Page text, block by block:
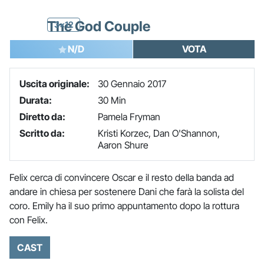
3x12
The God Couple
N/D VOTA
Uscita originale:
30 Gennaio 2017
Durata:
30 Min
Diretto da:
Pamela Fryman
Scritto da:
Kristi Korzec, Dan O'Shannon,
Aaron Shure
Felix cerca di convincere Oscar e il resto della banda ad
andare in chiesa per sostenere Dani che farà la solista del
coro. Emily ha il suo primo appuntamento dopo la rottura
con Felix.
CAST